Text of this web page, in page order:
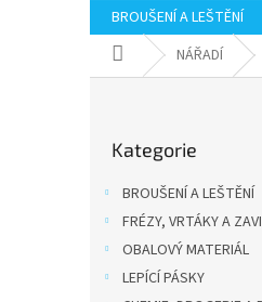
BROUŠENÍ A LEŠTĚNÍ
Domů NÁŘADÍ
kategorie
Kategorie
BROUŠENÍ A LEŠTĚNÍ
FRÉZY, VRTÁKY A
OBALOVÝ MATERIÁL
LEPÍCÍ PÁSKY